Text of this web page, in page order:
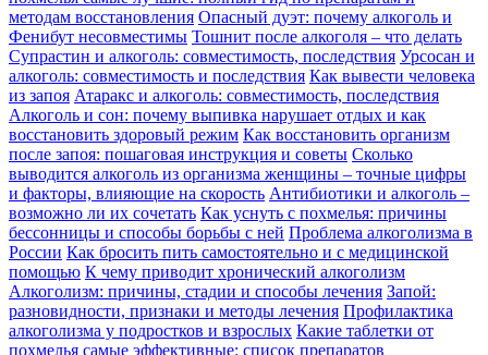
методам восстановления Опасный дуэт: почему алкоголь и
Фенибут несовместимы Тошнит после алкоголя – что делать
Супрастин и алкоголь: совместимость, последствия Урсосан и
алкоголь: совместимость и последствия Как вывести человека
из запоя Атаракс и алкоголь: совместимость, последствия
Алкоголь и сон: почему выпивка нарушает отдых и как
восстановить здоровый режим Как восстановить организм
после запоя: пошаговая инструкция и советы Сколько
выводится алкоголь из организма женщины – точные цифры
и факторы, влияющие на скорость Антибиотики и алкоголь –
возможно ли их сочетать Как уснуть с похмелья: причины
бессонницы и способы борьбы с ней Проблема алкоголизма в
России Как бросить пить самостоятельно и с медицинской
помощью К чему приводит хронический алкоголизм
Алкоголизм: причины, стадии и способы лечения Запой:
разновидности, признаки и методы лечения Профилактика
алкоголизма у подростков и взрослых Какие таблетки от
похмелья самые эффективные: список препаратов